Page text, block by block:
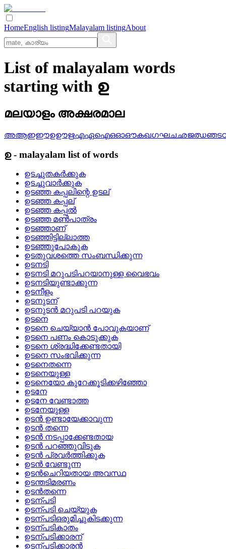
HomeEnglish listingMalayalam listingAbout
List of malayalam words
starting with ഉ
മലയാളം അക്ഷരമാല
അആഇഈഉഊഋഎഏഐഒഓഔകഖഗഘചഛജഝഞട
ഉ- malayalam list of words
ഉടച്ചുതകര്‍ക്കുക
ഉടച്ചുവാര്‍ക്കുക
ഉടഞ്ഞ കപ്പലിന്റെ ഉടല്
ഉടഞ്ഞ കപ്പല്
ഉടഞ്ഞ കപ്പല്‍
ഉടഞ്ഞ മണ്‍പാത്രം
ഉടഞ്ഞാണ്
ഉടഞ്ഞിട്ടില്ലാത്ത
ഉടഞ്ഞുപോകുക
ഉടതുവശത്തെ സംബന്ധിക്കുന്ന
ഉടനടി
ഉടനടി മറുപടിപറയാനുള്ള വൈഭവം
ഉടനടിയുണ്ടാക്കുന്ന
ഉടനീളം
ഉടനുടന്
ഉടനുടന്‍ മറുപടി പറയുക
ഉടനെ
ഉടനെ ചെയ്യാന്‍ പോവുകയാണ്
ഉടനെ പണം കൊടുക്കുക
ഉടനെ ശ്രദ്ധിക്കേണ്ടതായി
ഉടനെ സംഭവിക്കുന്ന
ഉടനെതന്നെ
ഉടനെയുള്ള
ഉടനെയോ കുറേക്കൂടിക്കഴിഞ്ഞോ
ഉടനേ
ഉടനേ വേണ്ടാത്ത
ഉടനേയുള്ള
ഉടന്‍ ഉണ്ടായേക്കാവുന്ന
ഉടന്‍ തന്നെ
ഉടന്‍ നടപ്പാക്കേണ്ടതായ
ഉടന്‍ പറഞ്ഞുവിടുക
ഉടന്‍ പ്രവര്‍ത്തിക്കുക
ഉടന്‍ വേണ്ടുന്ന
ഉടന്‍ചെറിയതായ അവസ്ഥ
ഉടന്തടിമരണം
ഉടന്‍തന്നെ
ഉടന്പടി
ഉടന്പടി ചെയ്യുക
ഉടന്പടിഒരുമിച്ചുകിടക്കുന്ന
ഉടന്പടികാതം
ഉടന്പടിക്കാരന്
ഉടന്പടിക്കാരന്‍